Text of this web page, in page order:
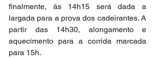
finalmente, às 14h15 será dada a
largada para a prova dos cadeirantes. A
partir das 14h30, alongamento e
aquecimento para a corrida marcada
para 15h.